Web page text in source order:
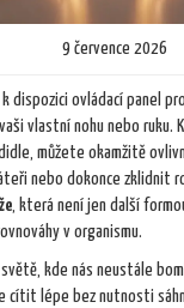
9 července 2026
dispozici ovládací panel
vlastní nohu nebo ruku.
můžete okamžitě
nebo dokonce zklidnit
, která není jen další
v organismu.
světě, kde nás neustále
cítit lépe bez nutnosti